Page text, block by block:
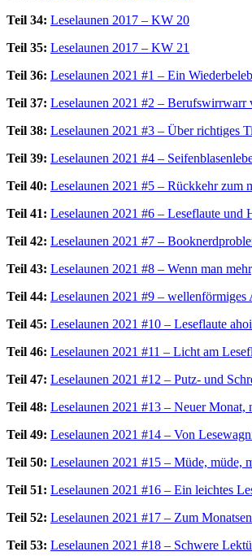
Teil 34: Leselaunen 2017 – KW 20
Teil 35: Leselaunen 2017 – KW 21
Teil 36: Leselaunen 2021 #1 – Ein
Teil 37: Leselaunen 2021 #2 – Berufswirrwarr
Teil 38: Leselaunen 2021 #3 – Über richtiges
Teil 39: Leselaunen 2021 #4 –
Teil 40: Leselaunen 2021 #5 – Rückkehr zum
Teil 41: Leselaunen 2021 #6 – Leseflaute und
Teil 42: Leselaunen 2021 #7 –
Teil 43: Leselaunen 2021 #8 – Wenn man
Teil 44: Leselaunen 2021 #9 –
Teil 45: Leselaunen 2021 #10 – Leseflaute
Teil 46: Leselaunen 2021 #11 – Licht am
Teil 47: Leselaunen 2021 #12 – Putz- und
Teil 48: Leselaunen 2021 #13 – Neuer Monat,
Teil 49: Leselaunen 2021 #14 – Von
Teil 50: Leselaunen 2021 #15 – Müde, müde,
Teil 51: Leselaunen 2021 #16 – Ein leichtes
Teil 52: Leselaunen 2021 #17 – Zum
Teil 53: Leselaunen 2021 #18 – Schwere